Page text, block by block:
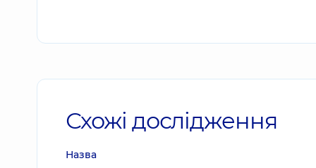
Схожі дослідження
Назва